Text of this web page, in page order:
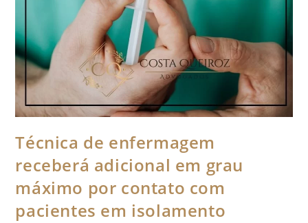
Técnica de enfermagem
receberá adicional em grau
máximo por contato com
pacientes em isolamento